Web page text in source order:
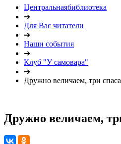
Центральнаябиблиотека
➔
Для Вас читатели
➔
Наши события
➔
Клуб "У самовара"
➔
Дружно величаем, три
Дружно величаем,